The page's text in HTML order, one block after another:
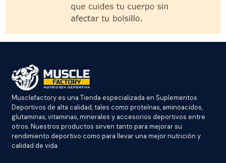
Musclefactory es una Tienda especializada en Suplementos
Deportivos de alta calidad, tales como proteínas, aminoacidos,
glutaminas, vitaminas, minerales y accesorios deportivos entre
otros. Nuestros productos sirven tanto para mejorar su
rendimiento deportivo como para llevar una mejor nutrición y
calidad de vida.